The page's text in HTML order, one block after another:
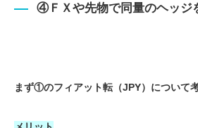
④ＦＸや先物で同量のヘッジ
まず①のフィアット転（JPY）について